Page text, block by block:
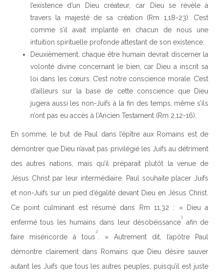
l’existence d’un Dieu créateur, car Dieu se révèle à
travers la majesté de sa création (Rm 1,18-23). C’est
comme s’il avait implanté en chacun de nous une
intuition spirituelle profonde attestant de son existence.
Deuxièmement, chaque être humain devrait discerner la
volonté divine concernant le bien, car Dieu a inscrit sa
loi dans les cœurs. C’est notre conscience morale. C’est
d’ailleurs sur la base de cette conscience que Dieu
jugera aussi les non-Juifs à la fin des temps, même s’ils
n’ont pas eu accès à l’Ancien Testament (Rm 2,12-16).
En somme, le but de Paul dans l’épître aux Romains est de
démontrer que Dieu n’avait pas privilégié les Juifs au détriment
des autres nations, mais qu’il préparait plutôt la venue de
Jésus Christ par leur intermédiaire. Paul souhaite placer Juifs
et non-Juifs sur un pied d’égalité devant Dieu en Jésus Christ.
Ce point culminant est résumé dans Rm 11,32 : « Dieu a
enfermé tous les humains dans leur désobéissance
1
afin de
faire miséricorde à tous
2
. » Autrement dit, l’apôtre Paul
démontre clairement dans Romains que Dieu désire sauver
autant les Juifs que tous les autres peuples, puisqu’il est juste